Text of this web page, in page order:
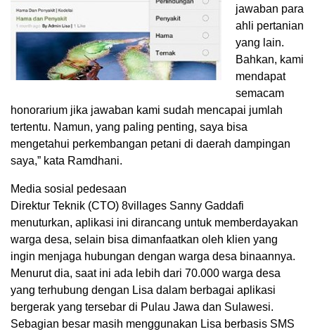
jawaban para
ahli pertanian
yang lain.
Bahkan, kami
mendapat
semacam
honorarium jika jawaban kami sudah mencapai jumlah
tertentu. Namun, yang paling penting, saya bisa
mengetahui perkembangan petani di daerah dampingan
saya,” kata Ramdhani.
Media sosial pedesaan
Direktur Teknik (CTO) 8villages Sanny Gaddafi
menuturkan, aplikasi ini dirancang untuk memberdayakan
warga desa, selain bisa dimanfaatkan oleh klien yang
ingin menjaga hubungan dengan warga desa binaannya.
Menurut dia, saat ini ada lebih dari 70.000 warga desa
yang terhubung dengan Lisa dalam berbagai aplikasi
bergerak yang tersebar di Pulau Jawa dan Sulawesi.
Sebagian besar masih menggunakan Lisa berbasis SMS